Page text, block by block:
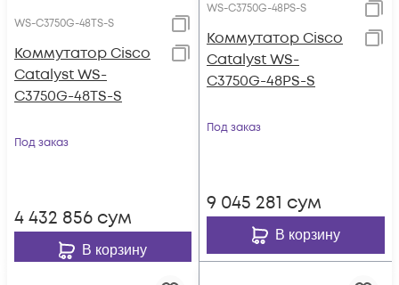
WS-C3750G-48TS-S
Коммутатор Cisco
Catalyst WS-
C3750G-48TS-S
Под заказ
4 432 856 сум
В корзину
WS-C3750G-48PS-S
Коммутатор Cisco
Catalyst WS-
C3750G-48PS-S
Под заказ
9 045 281 сум
В корзину